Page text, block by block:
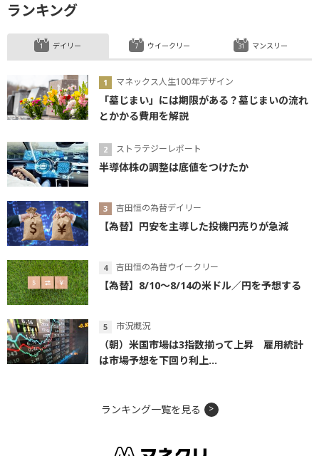
ランキング
デイリー
マネックス人生100年デザイン
「墓じまい」には期限がある？墓じまいの流れ
とかかる費用を解説
ストラテジーレポート
半導体株の調整は底値をつけたか
吉田恒の為替デイリー
【為替】円安を主導した投機円売りが急減
吉田恒の為替ウイークリー
【為替】8/10～8/14の米ドル／円を予想する
市況概況
（朝）米国市場は3指数揃って上昇 雇用統計
は市場予想を下回り利上...
ウイークリー マンスリー
ランキング一覧を見る